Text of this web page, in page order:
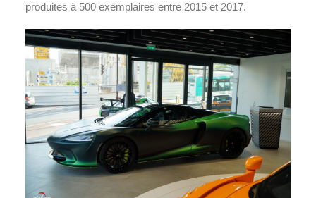
produites à 500 exemplaires entre 2015 et 2017.